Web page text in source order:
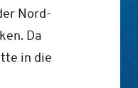
Nord-
Da
in die